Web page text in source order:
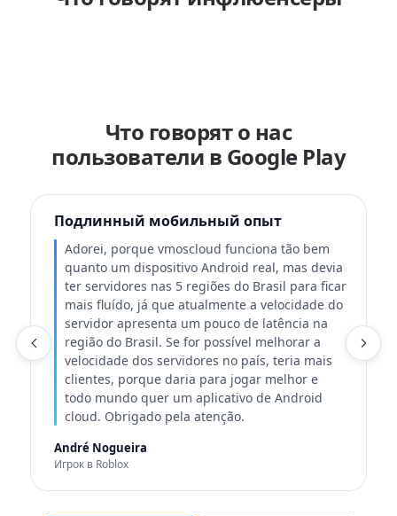
Что говорят о нас
пользователи в Google Play
Подлинный мобильный опыт
Adorei, porque vmoscloud funciona tão bem
quanto um dispositivo Android real, mas devia
ter servidores nas 5 regiões do Brasil para ficar
mais fluído, já que atualmente a velocidade do
servidor apresenta um pouco de latência na
região do Brasil. Se for possível melhorar a
velocidade dos servidores no país, teria mais
clientes, porque daria para jogar melhor e
todo mundo quer um aplicativo de Android
cloud. Obrigado pela atenção.
André Nogueira
Игрок в Roblox